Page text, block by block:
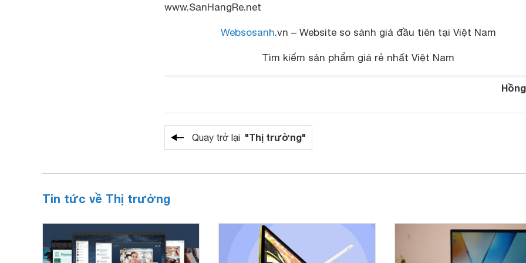
www.SanHangRe.net
Websosanh.vn – Website so sánh giá đầu tiên tại Việt Nam
Tìm kiếm sản phẩm giá rẻ nhất Việt Nam
Quay trở lại "Thị trường"
Tin tức về Thị trường